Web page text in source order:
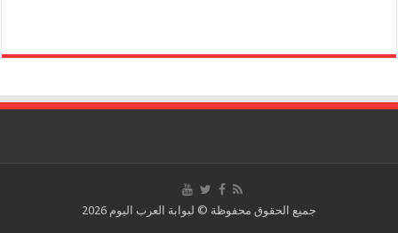
جميع الحقوق محفوظة © لبوابة العرب اليوم 2026